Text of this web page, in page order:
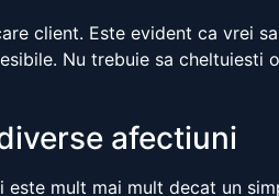
client. Este evident ca vrei
Nu trebuie sa cheltuiesti
afectiuni
mult mai mult decat un